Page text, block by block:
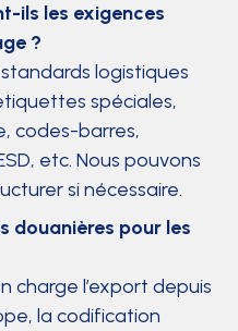
ils les exigences
?
logistiques
spéciales,
codes-barres,
etc. Nous pouvons
si nécessaire.
douanières pour les
charge l’export depuis
la codification